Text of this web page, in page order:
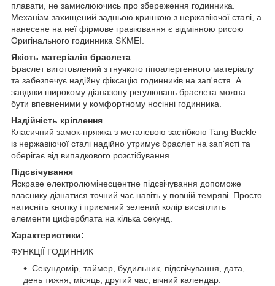
плавати, не замислюючись про збереження годинника.
Механізм захищений задньою кришкою з нержавіючої сталі, а
нанесене на неї фірмове гравіювання є відмінною рисою
Оригінального годинника SKMEI.
Якість матеріалів браслета
Браслет виготовлений з гнучкого гіпоалергенного матеріалу
та забезпечує надійну фіксацію годинників на зап'ястя. А
завдяки широкому діапазону регулювань браслета можна
бути впевненими у комфортному носінні годинника.
Надійність кріплення
Класичний замок-пряжка з металевою застібкою Tang Buckle
із нержавіючої сталі надійно утримує браслет на зап'ясті та
оберігає від випадкового розстібування.
Підсвічування
Яскраве електролюмінесцентне підсвічування допоможе
власнику дізнатися точний час навіть у повній темряві. Просто
натисніть кнопку і приємний зелений колір висвітлить
елементи циферблата на кілька секунд.
Характеристики:
ФУНКЦІЇ ГОДИННИК
Секундомір, таймер, будильник, підсвічування, дата,
день тижня, місяць, другий час, вічний календар.